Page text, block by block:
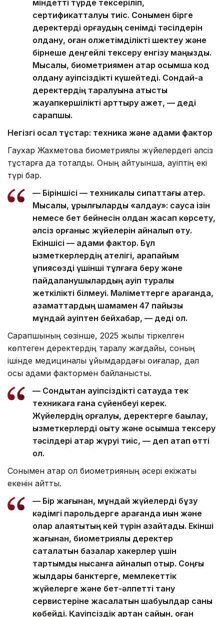
міндетті түрде тексеріліп,
сертификатталуы тиіс. Сонымен бірге
деректерді қорғаудың сенімді тәсілдерін
қолдану, оған қолжетімділікті шектеу және
бірнеше деңгейлі тексеру енгізу маңызды.
Мысалы, биометриямен қатар қосымша код
қолдану қауіпсіздікті күшейтеді. Сондай-ақ
деректердің таралуына қатысты
жауапкершілікті арттыру қажет, — деді
сарапшы.
Негізгі осал тұстар: техника және адами фактор
Гаухар Жахметова биометриялық жүйелердегі әлсіз
тұстарға да тоқталды. Оның айтуынша, қауіптің екі
түрі бар.
— Біріншісі — техникалық сипаттағы қатер.
Мысалы, құрылғыларды «алдау»: саусақ ізін
немесе бет бейнесін қолдан жасап көрсету,
әлсіз қорғаныс жүйелерін айналып өту.
Екіншісі — адами фактор. Бұл
қызметкерлердің қателігі, қарапайым
құпиясөзді үшінші тұлғаға беру және
пайдаланушылардың қауіп туралы
жеткілікті білмеуі. Мәліметтерге қарағанда,
азаматтардың шамамен 47 пайызы
мұндай қауіптен бейхабар, — деді ол.
Сарапшының сөзінше, 2025 жылы тіркелген
көптеген деректердің таралу жағдайы, соның
ішінде медициналық ұйымдардағы оқиғалар, дәл
осы адами фактормен байланысты.
— Сондықтан қауіпсіздікті сақтауда тек
техникаға ғана сүйенбеуі керек.
Жүйелердің қорғалуы, деректерге бақылау,
қызметкерлерді оқыту және қосымша тексеру
тәсілдері қатар жүруі тиіс, — деп атап өтті
ол.
Сонымен қатар ол биометрияның әсері екіжақты
екенін айтты.
— Бір жағынан, мұндай жүйелерді бұзу
кәдімгі парольдерге қарағанда қиын және
олар алаяқтықтың кей түрін азайтады. Екінші
жағынан, биометриялық деректер
сақталатын базалар хакерлер үшін
тартымды нысанға айналып отыр. Соңғы
жылдары банктерге, мемлекеттік
жүйелерге және бет-әлпетті тану
сервистеріне жасалатын шабуылдар саны
көбейді. Қауіпсіздік артқан сайын, оған